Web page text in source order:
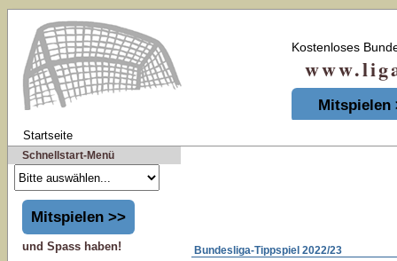
Startseite
Kostenloses
Mitspielen
Schnellstart-Menü
Mitspielen >>
und Spass haben! Bundesliga-Tippspiel 2022/23